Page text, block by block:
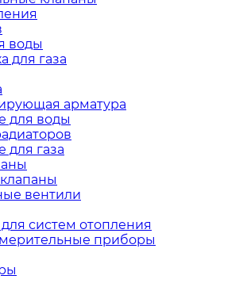
воды
для газа
арматура
для воды
газа
вентили
систем отопления
приборы